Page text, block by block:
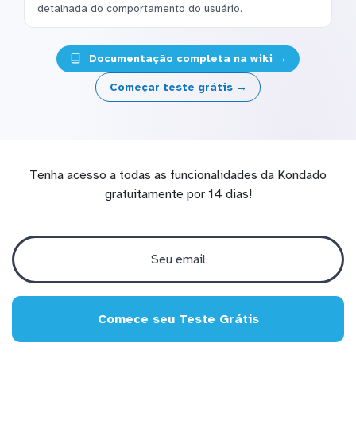
detalhada do comportamento do usuário.
Documentação completa na wiki →
Começar teste grátis →
Tenha acesso a todas as funcionalidades da Kondado
gratuitamente por 14 dias!
Comece seu Teste Grátis